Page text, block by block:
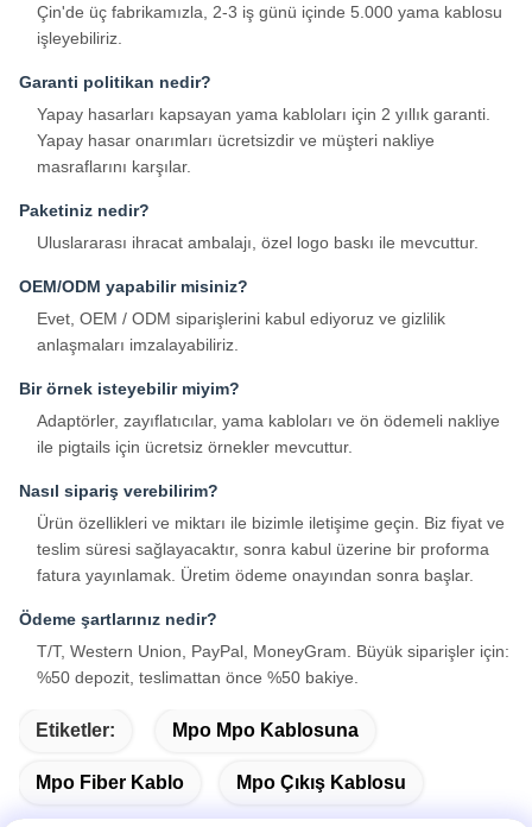
Çin'de üç fabrikamızla, 2-3 iş günü içinde 5.000 yama kablosu
işleyebiliriz.
Garanti politikan nedir?
Yapay hasarları kapsayan yama kabloları için 2 yıllık garanti.
Yapay hasar onarımları ücretsizdir ve müşteri nakliye
masraflarını karşılar.
Paketiniz nedir?
Uluslararası ihracat ambalajı, özel logo baskı ile mevcuttur.
OEM/ODM yapabilir misiniz?
Evet, OEM / ODM siparişlerini kabul ediyoruz ve gizlilik
anlaşmaları imzalayabiliriz.
Bir örnek isteyebilir miyim?
Adaptörler, zayıflatıcılar, yama kabloları ve ön ödemeli nakliye
ile pigtails için ücretsiz örnekler mevcuttur.
Nasıl sipariş verebilirim?
Ürün özellikleri ve miktarı ile bizimle iletişime geçin. Biz fiyat ve
teslim süresi sağlayacaktır, sonra kabul üzerine bir proforma
fatura yayınlamak. Üretim ödeme onayından sonra başlar.
Ödeme şartlarınız nedir?
T/T, Western Union, PayPal, MoneyGram. Büyük siparişler için:
%50 depozit, teslimattan önce %50 bakiye.
Etiketler: Mpo Mpo Kablosuna
Mpo Fiber Kablo Mpo Çıkış Kablosu